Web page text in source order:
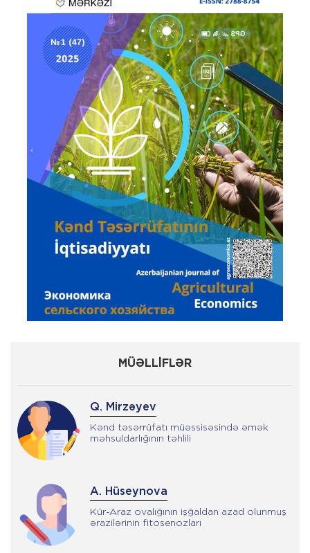
MÜƏLLİFLƏR
Q. Mirzəyev
Kənd təsərrüfatı müəssisəsində əmək
məhsuldarlığının təhlili
A. Hüseynova
Kür-Araz ovalığının işğaldan azad olunmuş
ərazilərinin fitosenozları